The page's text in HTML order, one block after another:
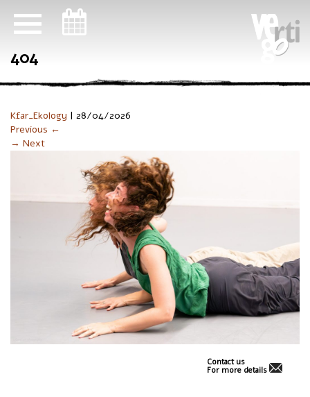
404
Kfar_Ekology | 28/04/2026
Previous ←
→ Next
Contact us
For more details